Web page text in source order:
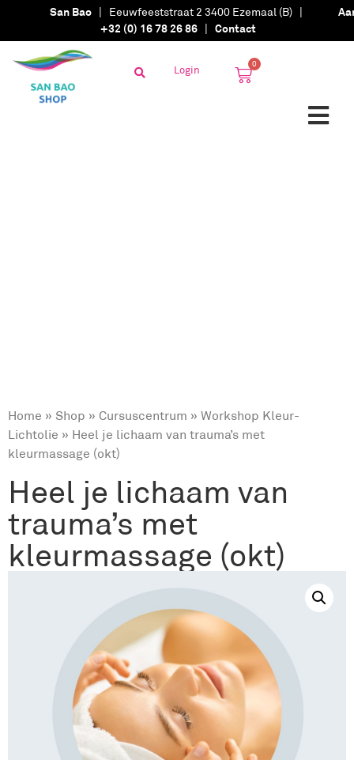
San Bao | Eeuwfeeststraat 2 3400 Ezemaal (B) |
+32 (0) 16 78 26 86 | Contact
Login 0
Home » Shop » Cursuscentrum » Workshop Kleur-
Lichtolie » Heel je lichaam van trauma’s met
kleurmassage (okt)
Heel je lichaam van
trauma’s met
kleurmassage (okt)